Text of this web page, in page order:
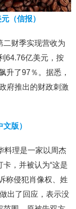
（信报）
二财季实现营收为
64.76亿美元，按
升了97％。据悉，
府推出的财政刺激
版）
料理是一家以周杰
，并被认为“这是
称侵犯肖像权、姓
出了回应，表示没